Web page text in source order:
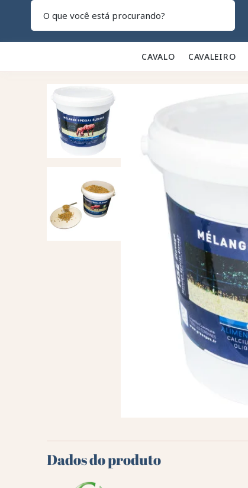
CAVALO 🐎 CAVALEIRO 👕
Dados do produto